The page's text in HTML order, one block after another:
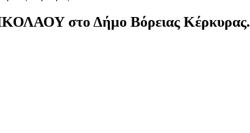
στο Δήμο Βόρειας Κέρκυρας.